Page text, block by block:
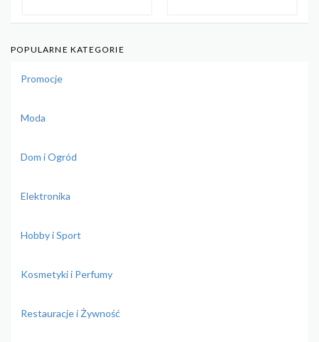
POPULARNE KATEGORIE
Promocje
Moda
Dom i Ogród
Elektronika
Hobby i Sport
Kosmetyki i Perfumy
Restauracje i Żywność